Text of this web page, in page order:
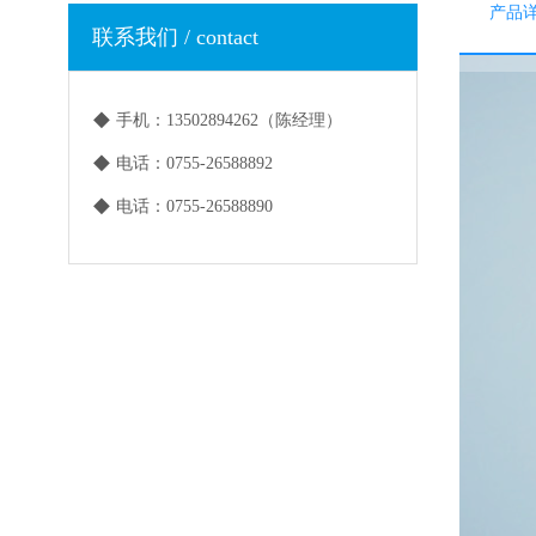
联系我们 / contact
◆ 手机：13502894262（陈经理）
◆ 电话：0755-26588892
◆ 电话：0755-26588890
产品